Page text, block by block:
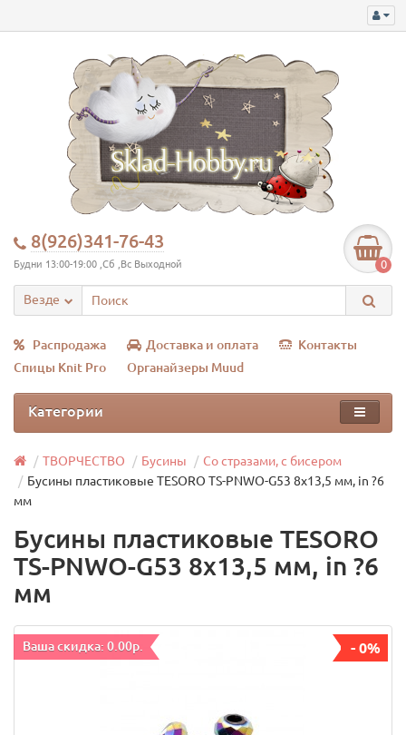
8(926)341-76-43
Будни 13:00-19:00 ,Сб ,Вс Выходной 0
Везде
Распродажа Доставка и оплата
Контакты
Спицы Knit Pro
Органайзеры Muud
Категории
ТВОРЧЕСТВО Бусины
Со стразами, с бисером
Бусины пластиковые TESОRO TS-PNWO-G53 8х13,5 мм, in ?6
мм
Бусины пластиковые TESОRO
TS-PNWO-G53 8х13,5 мм, in ?6
мм
Ваша скидка: 0.00р. - 0%